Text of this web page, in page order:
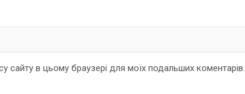
сайту в цьому браузері для моїх подальших коментарів.